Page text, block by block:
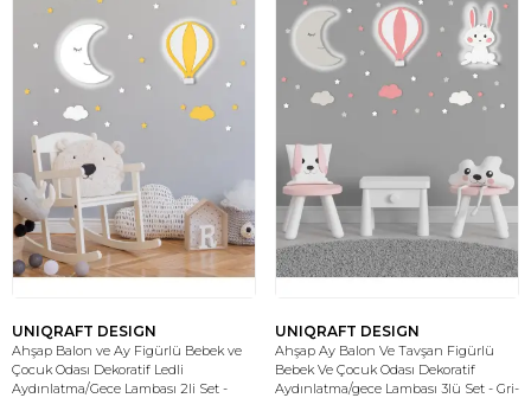
UNIQRAFT DESIGN
Ahşap Balon ve Ay Figürlü Bebek ve
Çocuk Odası Dekoratif Ledli
Aydınlatma/Gece Lambası 2li Set -
UNIQRAFT DESIGN
Ahşap Ay Balon Ve Tavşan Figürlü
Bebek Ve Çocuk Odası Dekoratif
Aydınlatma/gece Lambası 3lü Set - Gri-